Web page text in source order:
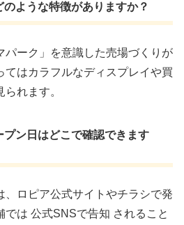
ような特徴がありますか？
パーク」を意識した売場づくりが
てはカラフルなディスプレイや買
れます。
プン日はどこで確認できます
、ロピア公式サイトやチラシで発
では 公式SNSで告知 されること